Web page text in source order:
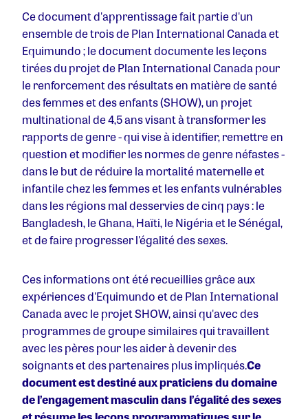
Ce document d'apprentissage fait partie d'un
ensemble de trois de Plan International Canada et
Equimundo ; le document documente les leçons
tirées du projet de Plan International Canada pour
le renforcement des résultats en matière de santé
des femmes et des enfants (SHOW), un projet
multinational de 4,5 ans visant à transformer les
rapports de genre - qui vise à identifier, remettre en
question et modifier les normes de genre néfastes -
dans le but de réduire la mortalité maternelle et
infantile chez les femmes et les enfants vulnérables
dans les régions mal desservies de cinq pays : le
Bangladesh, le Ghana, Haïti, le Nigéria et le Sénégal,
et de faire progresser l'égalité des sexes.
Ces informations ont été recueillies grâce aux
expériences d'Equimundo et de Plan International
Canada avec le projet SHOW, ainsi qu'avec des
programmes de groupe similaires qui travaillent
avec les pères pour les aider à devenir des
soignants et des partenaires plus impliqués.Ce
document est destiné aux praticiens du domaine
de l’engagement masculin dans l’égalité des sexes